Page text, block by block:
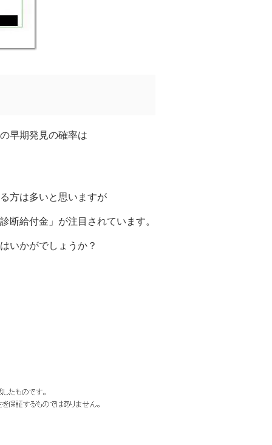
早期発見の確率は
方は多いと思いますが
断給付金」が注目されています。
いかがでしょうか？